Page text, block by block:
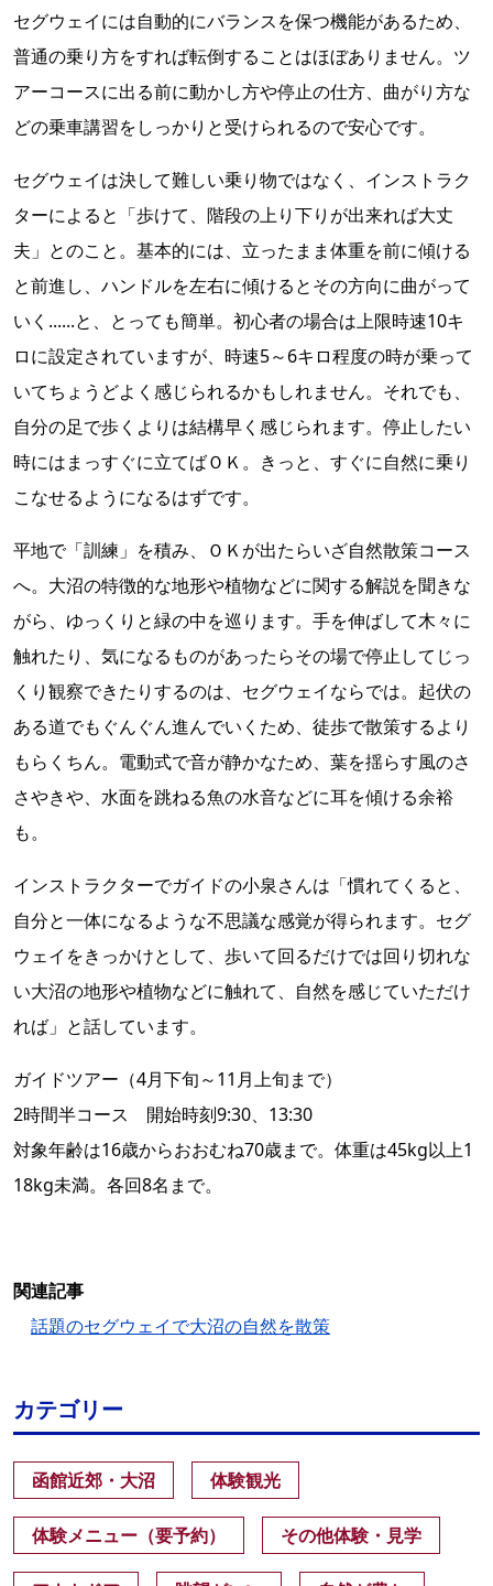
セグウェイには自動的にバランスを保つ機能があるため、
普通の乗り方をすれば転倒することはほぼありません。ツ
アーコースに出る前に動かし方や停止の仕方、曲がり方な
どの乗車講習をしっかりと受けられるので安心です。
セグウェイは決して難しい乗り物ではなく、インストラク
ターによると「歩けて、階段の上り下りが出来れば大丈
夫」とのこと。基本的には、立ったまま体重を前に傾ける
と前進し、ハンドルを左右に傾けるとその方向に曲がって
いく......と、とっても簡単。初心者の場合は上限時速10キ
ロに設定されていますが、時速5～6キロ程度の時が乗って
いてちょうどよく感じられるかもしれません。それでも、
自分の足で歩くよりは結構早く感じられます。停止したい
時にはまっすぐに立てばＯＫ。きっと、すぐに自然に乗り
こなせるようになるはずです。
平地で「訓練」を積み、ＯＫが出たらいざ自然散策コース
へ。大沼の特徴的な地形や植物などに関する解説を聞きな
がら、ゆっくりと緑の中を巡ります。手を伸ばして木々に
触れたり、気になるものがあったらその場で停止してじっ
くり観察できたりするのは、セグウェイならでは。起伏の
ある道でもぐんぐん進んでいくため、徒歩で散策するより
もらくちん。電動式で音が静かなため、葉を揺らす風のさ
さやきや、水面を跳ねる魚の水音などに耳を傾ける余裕
も。
インストラクターでガイドの小泉さんは「慣れてくると、
自分と一体になるような不思議な感覚が得られます。セグ
ウェイをきっかけとして、歩いて回るだけでは回り切れな
い大沼の地形や植物などに触れて、自然を感じていただけ
れば」と話しています。
ガイドツアー（4月下旬～11月上旬まで）
2時間半コース 開始時刻9:30、13:30
対象年齢は16歳からおおむね70歳まで。体重は45kg以上1
18kg未満。各回8名まで。
関連記事
話題のセグウェイで大沼の自然を散策
カテゴリー
函館近郊・大沼 体験観光
体験メニュー（要予約） その他体験・見学